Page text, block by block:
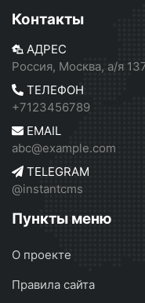
Контакты
АДРЕС
Россия, Москва, а/я
ТЕЛЕФОН
+7123456789
EMAIL
abc@example.com
TELEGRAM
@instantcms
Пункты меню
О проекте
Правила сайта